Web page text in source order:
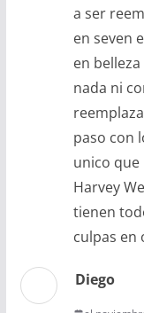
a ser
en seven
en
nada ni
paso con
unico que
Harvey
tienen
culpas en
Diego